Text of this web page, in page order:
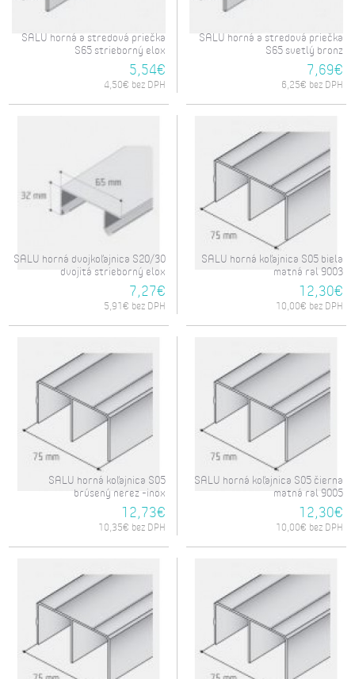
SALU horná a stredová priečka
S65 strieborný elox
5,54€
4,50€ bez DPH
SALU horná a stredová priečka
S65 svetlý bronz
7,69€
6,25€ bez DPH
SALU horná dvojkoľajnica S20/30
dvojitá strieborný elox
7,27€
5,91€ bez DPH
SALU horná koľajnica S05 biela
matná ral 9003
12,30€
10,00€ bez DPH
SALU horná koľajnica S05
brúsený nerez -inox
12,73€
10,35€ bez DPH
SALU horná koľajnica S05 čierna
matná ral 9005
12,30€
10,00€ bez DPH